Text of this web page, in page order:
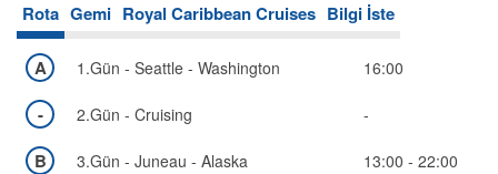
Rota Gemi Royal Caribbean Cruises Bilgi İste
A 1.Gün - Seattle - Washington 16:00
- 2.Gün - Cruising -
B 3.Gün - Juneau - Alaska 13:00 - 22:00